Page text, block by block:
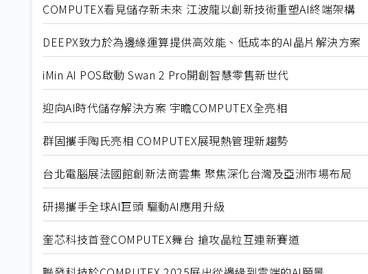
COMPUTEX看見儲存新未來 江波龍以創新技術重塑AI終端架構
DEEPX致力於為邊緣運算提供高效能、低成本的AI晶片解決方案
iMin AI POS啟動 Swan 2 Pro開創智慧零售新世代
迎向AI時代儲存解決方案 宇瞻COMPUTEX全亮相
群固攜手陶氏亮相 COMPUTEX展現熱管理新趨勢
台北電腦展法國館創新法商雲集 聚焦深化台灣及亞洲市場布局
研揚攜手全球AI巨頭 驅動AI應用升級
奎芯科技首登COMPUTEX舞台 搶攻晶粒互連新賽道